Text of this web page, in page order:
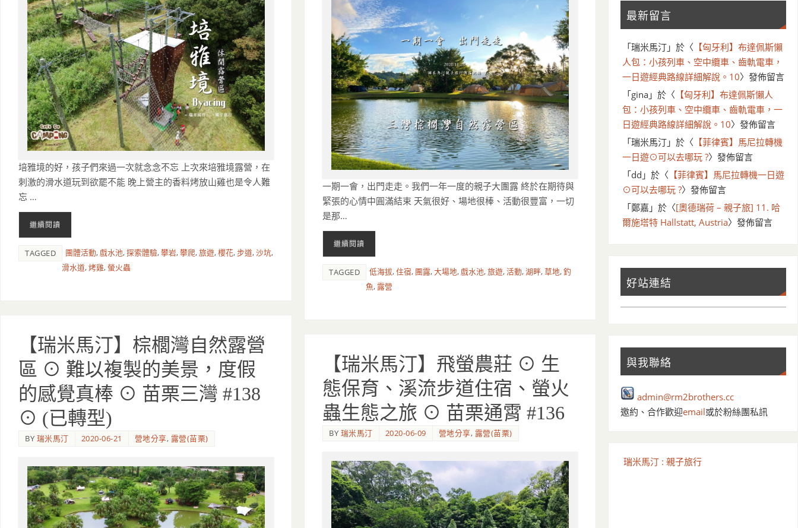
一期一會，出門走走。我們一年一度的親子大團露 終於在期待與
緊張的心情中圓滿結束 天氣很好、場地很棒、活動很豐富，一切
是那…
繼續閱讀
TAGGED 低海拔,住宿, 團露,大場地,戲水池,旅遊,活動,湖畔,草地,釣
魚, 露營
培雅境的好，孩子們來過一次就念念不忘 上次來培雅境露營，在
刺激的滑水道玩到欲罷不能 晚上營主的香料烤放山雞也是令人難
忘 …
繼續閱讀
TAGGED 團體活動,戲水池,探索體驗,攀岩,攀爬,旅遊,櫻花,步道,沙坑,
滑水道,烤雞,螢火蟲
【瑞米馬汀】棕櫚灣自然露營
區 ⊙ 難以複製的美景，度假
的感覺真棒 ⊙ 苗栗三灣 #138
⊙ (已轉型)
BY 瑞米馬汀 2020-06-21 營地分享, 露營(苗栗)
【瑞米馬汀】飛螢農莊 ⊙ 生
態保育、溪流步道住宿、螢火
蟲生態之旅 ⊙ 苗栗通霄 #136
BY 瑞米馬汀 2020-06-09 營地分享, 露營(苗栗)
最新留言
「瑞米馬汀」於〈 【匈牙利】布達佩斯懶
人包：小孩列車、空中纜車、齒軌電車，
一日遊經典路線詳細解說。10〉發佈留言
「gina」於〈 【匈牙利】布達佩斯懶人
包：小孩列車、空中纜車、齒軌電車，一
日遊經典路線詳細解說。10〉發佈留言
「瑞米馬汀」於〈 【菲律賓】馬尼拉轉機
一日遊⊙可以去哪玩 ?〉發佈留言
「dd 」於〈 【菲律賓】馬尼拉轉機一日遊
⊙可以去哪玩 ?〉發佈留言
「鄭嘉 」於〈[奧德瑞荷 – 親子旅] 11. 哈
爾施塔特 Hallstatt, Austria〉發佈留言
好站連結
與我聯絡
admin@rm2brothers.cc
邀約、合作歡迎email或於粉絲團私訊
瑞米馬汀 : 親子旅行